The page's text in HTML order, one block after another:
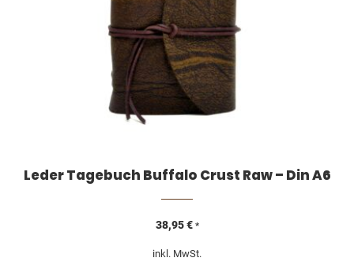
Leder Tagebuch Buffalo Crust Raw – Din A6
38,95€ *
inkl. MwSt.